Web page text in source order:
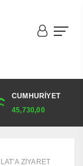
BIST
1.841,78
CUMHURİYET
45,730,00
ZİYARET